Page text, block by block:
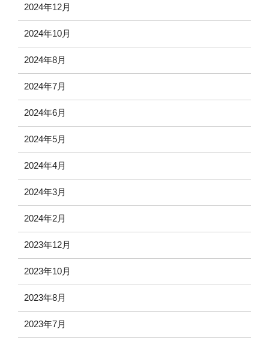
2024年12月
2024年10月
2024年8月
2024年7月
2024年6月
2024年5月
2024年4月
2024年3月
2024年2月
2023年12月
2023年10月
2023年8月
2023年7月